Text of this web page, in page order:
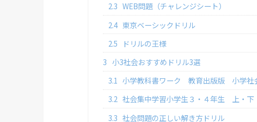
2.3 WEB問題（チャレンジシート）
2.4 東京ベーシックドリル
2.5
ドリルの王様
3 小3社会おすすめドリル3選
3.1 小学教科書ワーク 教育出版版 小学
3.2 社会集中学習小学生３・４年生 上・下
3.3 社会問題の正しい解き方ドリル